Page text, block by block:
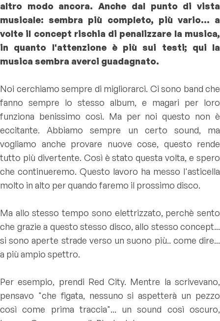
altro modo ancora. Anche dal punto di vista
musicale: sembra più completo, più vario... a
volte il concept rischia di penalizzare la musica,
in quanto l'attenzione è più sui testi; qui la
musica sembra averci guadagnato.
Noi cerchiamo sempre di migliorarci. Ci sono band che
fanno sempre lo stesso album, e magari per loro
funziona benissimo così. Ma per noi questo non è
eccitante. Abbiamo sempre un certo sound, ma
vogliamo anche provare nuove cose, questo rende
tutto più divertente. Così è stato questa volta, e spero
che continueremo. Questo lavoro ha messo l'asticella
molto in alto per quando faremo il prossimo disco.
Ma allo stesso tempo sono elettrizzato, perchè sento
che grazie a questo stesso disco, allo stesso concept...
si sono aperte strade verso un suono più.. come dire...
a più ampio spettro.
Per esempio, prendi Red City. Mentre la scrivevano,
pensavo "che figata, nessuno si aspetterà un pezzo
così come prima traccia"... un sound così oscuro,